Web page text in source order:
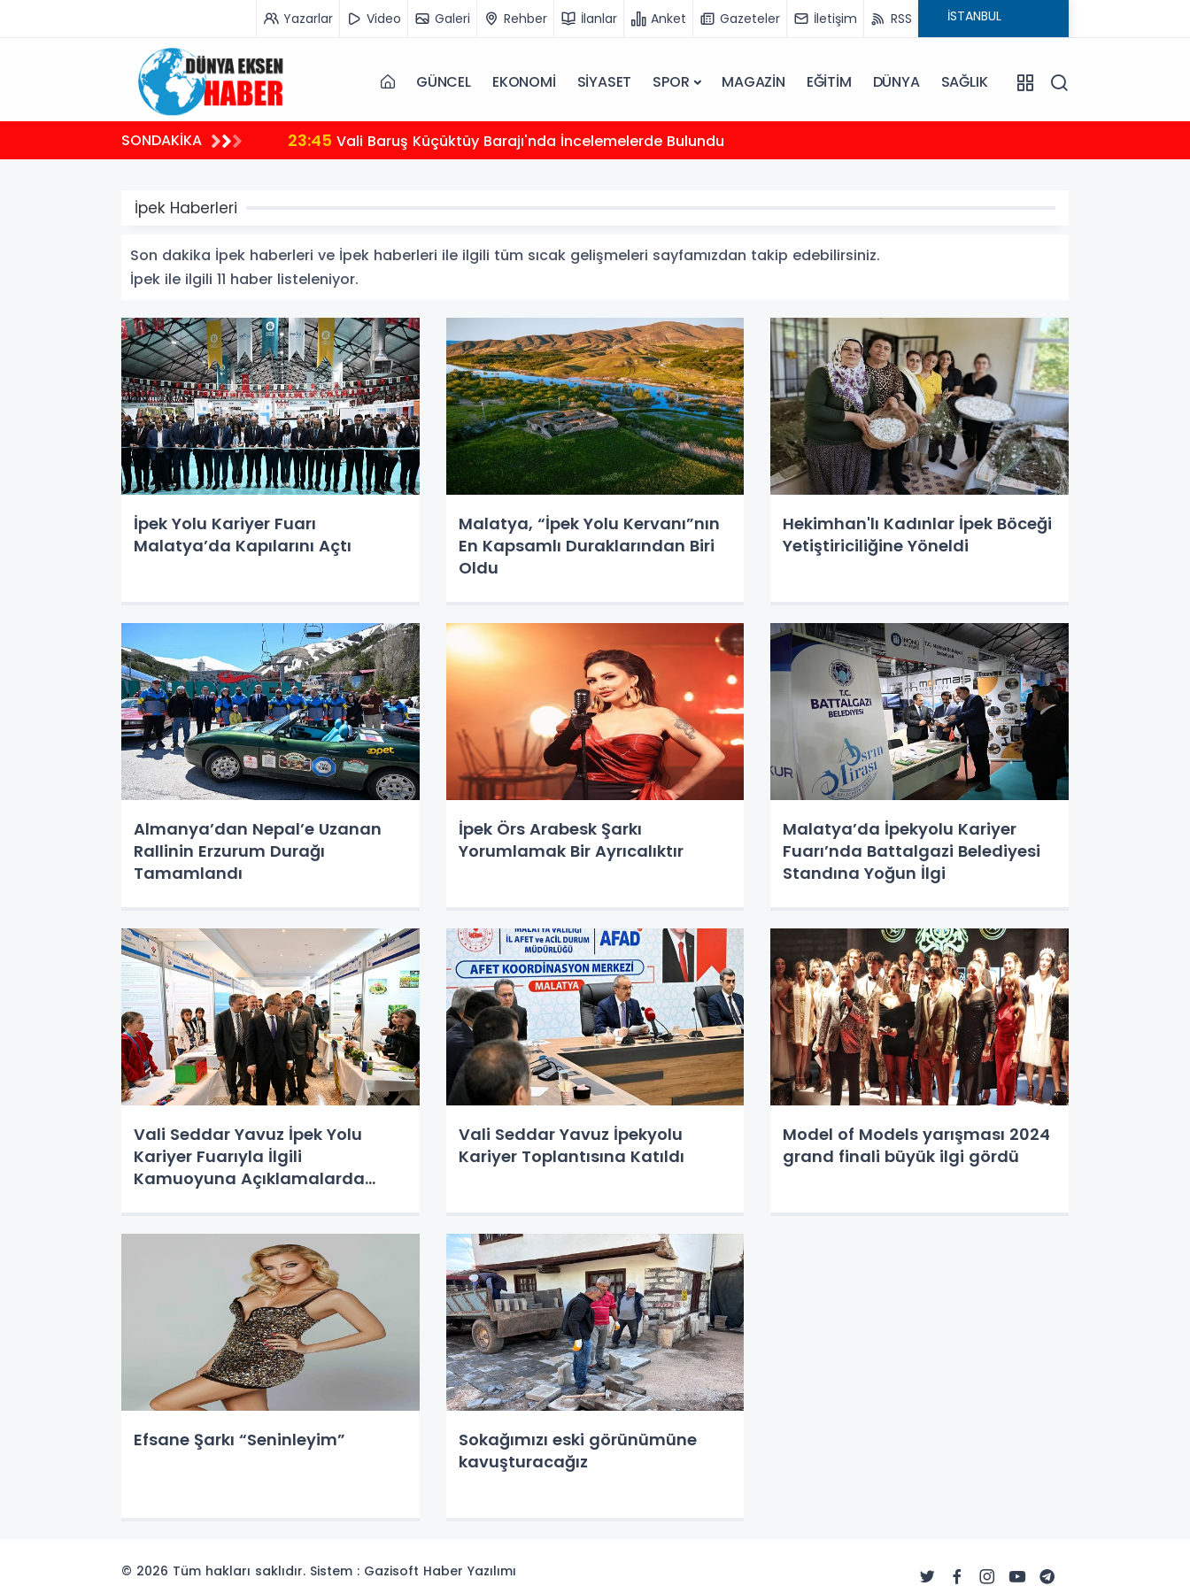
Yazarlar Video Galeri Rehber İlanlar Anket Gazeteler İletişim RSS
GÜNCEL EKONOMİ SİYASET SPOR MAGAZİN EĞİTİM DÜNYA SAĞLIK
SONDAKİKA 23:45 Vali Baruş Küçüktüy Barajı'nda İncelemelerde Bulundu
İpek Haberleri
Son dakika İpek haberleri ve İpek haberleri ile ilgili tüm sıcak gelişmeleri sayfamızdan takip edebilirsiniz.
İpek ile ilgili 11 haber listeleniyor.
İpek Yolu Kariyer Fuarı
Malatya’da Kapılarını Açtı
Malatya, “İpek Yolu Kervanı”nın
En Kapsamlı Duraklarından Biri
Oldu
Hekimhan'lı Kadınlar İpek Böceği
Yetiştiriciliğine Yöneldi
Almanya’dan Nepal’e Uzanan
Rallinin Erzurum Durağı
Tamamlandı
İpek Örs Arabesk Şarkı
Yorumlamak Bir Ayrıcalıktır
Malatya’da İpekyolu Kariyer
Fuarı’nda Battalgazi Belediyesi
Standına Yoğun İlgi
Vali Seddar Yavuz İpek Yolu
Kariyer Fuarıyla İlgili
Kamuoyuna Açıklamalarda
Vali Seddar Yavuz İpekyolu
Kariyer Toplantısına Katıldı
Model of Models yarışması 2024
grand finali büyük ilgi gördü
Efsane Şarkı “Seninleyim”
Sokağımızı eski görünümüne
kavuşturacağız
© 2026 Tüm hakları saklıdır. Sistem : Gazisoft Haber Yazılımı